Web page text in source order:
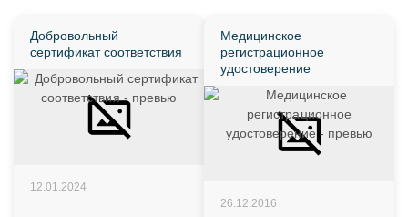
Добровольный
сертификат соответствия
12.01.2024
Медицинское
регистрационное
удостоверение
26.12.2016